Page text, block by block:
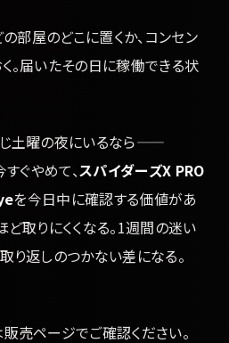
の部屋のどこに置くか、コンセン
。届いたその日に稼働できる状
土曜の夜にいるなら——
ぐやめて、スパイダーズX PRO
を今日中に確認する価値があ
ど取りにくくなる。1週間の迷い
り返しのつかない差になる。
売ページでご確認ください。